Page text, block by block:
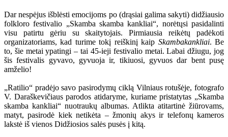
Dar nespėjus išblėsti emocijoms po (drąsiai galima sakyti) didžiausio
folkloro festivalio „Skamba skamba kankliai“, norėtųsi pasidalinti
visu patirtu gėriu su skaitytojais. Pirmiausia reikėtų padėkoti
organizatoriams, kad turime tokį reiškinį kaip Skambakankliai. Be
to, šie metai ypatingi – tai 45-ieji festivalio metai. Labai džiugu, jog
šis festivalis gyvavo, gyvuoja ir, tikiuosi, gyvuos dar bent pusę
amželio!
„Ratilio“ pradėjo savo pasirodymų ciklą Vilniaus rotušėje, fotografo
V. Daraškevičiaus parodos atidaryme, kuriame pristatytas „Skamba
skamba kankliai“ nuotraukų albumas. Atlikta atitartinė žiūrovams,
matyt, pasirodė kiek netikėta – žmonių akys ir telefonų kameros
lakstė iš vienos Didžiosios salės pusės į kitą.